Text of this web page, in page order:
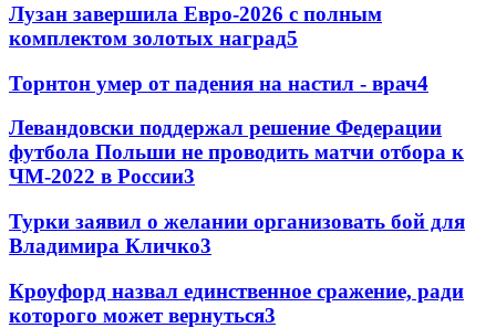
Лузан завершила Евро-2026 с полным
комплектом золотых наград5
Торнтон умер от падения на настил - врач4
Левандовски поддержал решение Федерации
футбола Польши не проводить матчи отбора к
ЧМ-2022 в России3
Турки заявил о желании организовать бой для
Владимира Кличко3
Кроуфорд назвал единственное сражение, ради
которого может вернуться3